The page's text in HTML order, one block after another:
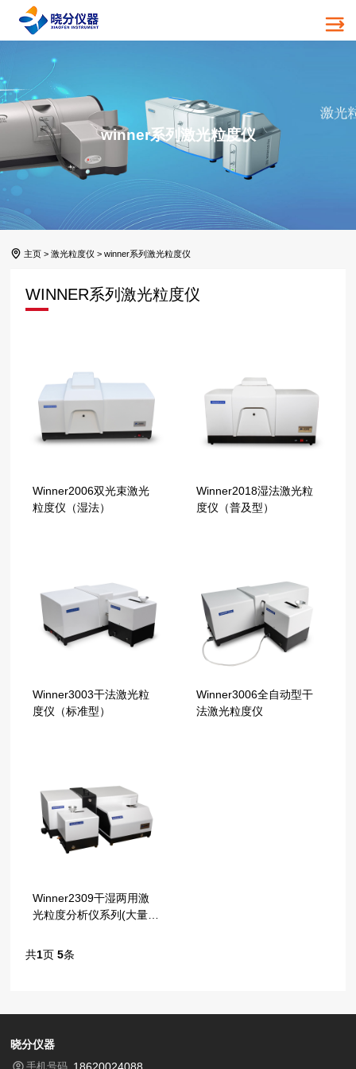
winner系列激光粒度仪
主页 >激光粒度仪 >winner系列激光粒度仪
WINNER系列激光粒度仪
Winner2006双光束激光
粒度仪（湿法）
Winner2018湿法激光粒
度仪（普及型）
Winner3003干法激光粒
度仪（标准型）
Winner3006全自动型干
法激光粒度仪
Winner2309干湿两用激
光粒度分析仪系列(大量
共1页5条
晓分仪器
手机号码